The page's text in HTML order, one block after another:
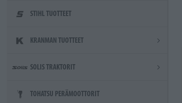
STIHL TUOTTEET
KRANMAN TUOTTEET
SOLIS TRAKTORIT
TOHATSU PERÄMOOTTORIT